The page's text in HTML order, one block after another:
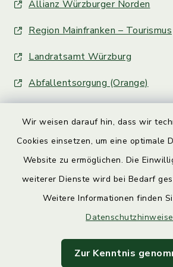
Wir weisen darauf hin, dass wir
Cookies einsetzen, um eine optimale
Website zu ermöglichen. Die
weiterer Dienste wird bei Bedarf
Weitere Informationen finden
Zur Kenntnis
Allianz Würzburger Norden
Region Mainfranken – Tourismus
Landratsamt Würzburg
Abfallentsorgung (Orange)
Barrierefreiheit